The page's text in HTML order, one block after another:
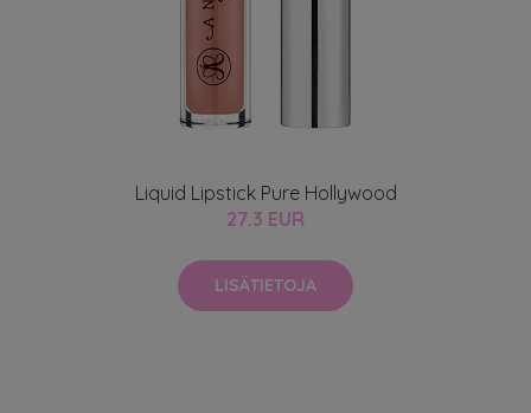
Liquid Lipstick Pure Hollywood
27.3 EUR
LISÄTIETOJA